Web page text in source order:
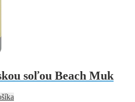
soľou Beach Muk